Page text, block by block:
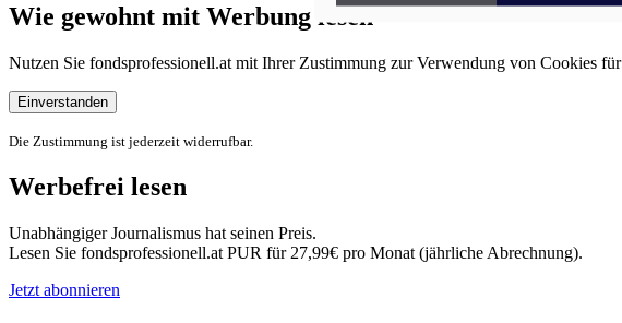
Wie gewohnt mit Werbung lesen
Nutzen Sie fondsprofessionell.at mit Ihrer Zustimmung zur Verwendung von Cookies
Einverstanden
Die Zustimmung ist jederzeit widerrufbar.
Werbefrei lesen
Unabhängiger Journalismus hat seinen Preis.
Lesen Sie fondsprofessionell.at PUR für 27,99€ pro Monat (jährliche Abrechnung).
Jetzt abonnieren